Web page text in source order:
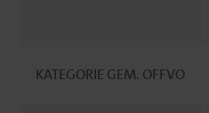
KATEGORIE GEM. OFFVO